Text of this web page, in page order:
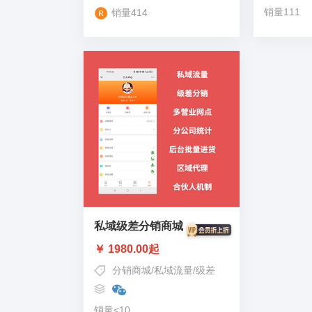
销量414 销量111
私域级差分销商城
￥ 1980.00起
分销商城/私域流量/级差